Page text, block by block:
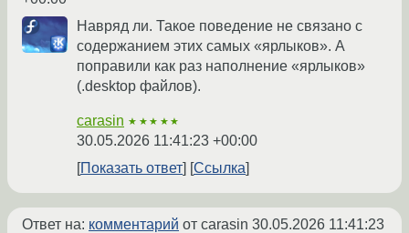
Навряд ли. Такое поведение не связано с
содержанием этих самых «ярлыков». А
поправили как раз наполнение «ярлыков»
(.desktop файлов).
carasin ★★★★★
30.05.2026 11:41:23 +00:00
Показать ответ
Ссылка
Ответ на: комментарий от carasin 30.05.2026 11:41:23